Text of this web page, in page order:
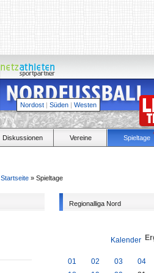
Nordost | Süden | Westen
Diskussionen Vereine Spieltage
Startseite » Spieltage
Regionalliga Nord
Kalender
01 02 03 04